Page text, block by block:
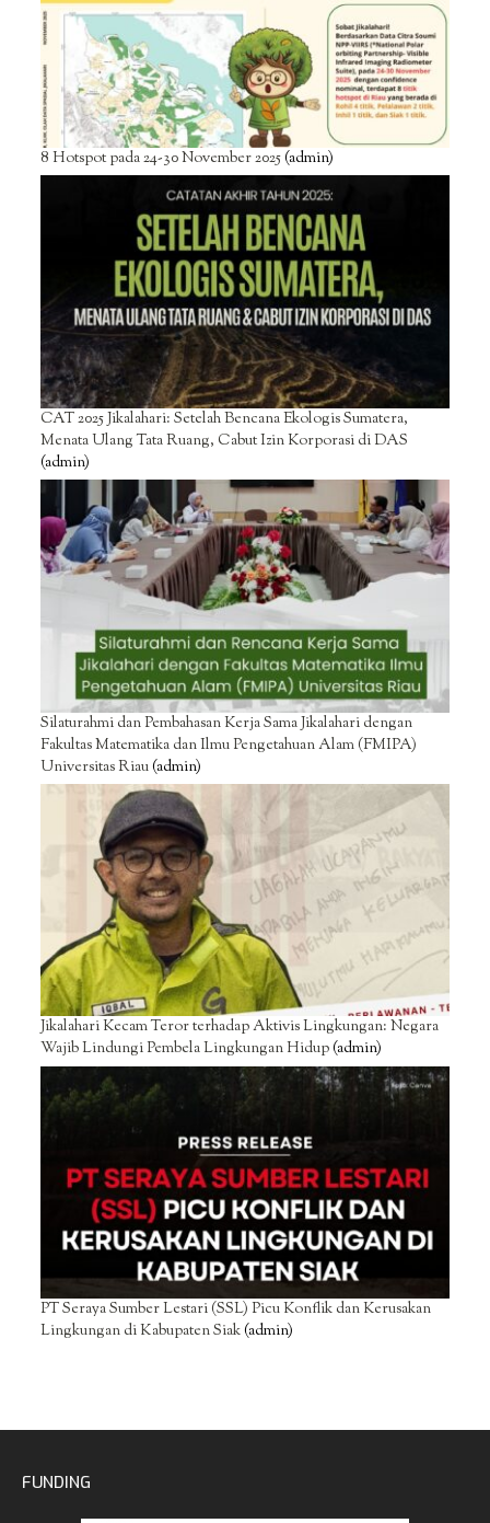
8 Hotspot pada 24-30 November 2025(admin)
CAT 2025 Jikalahari: Setelah Bencana Ekologis Sumatera,
Menata Ulang Tata Ruang, Cabut Izin Korporasi di DAS
(admin)
Silaturahmi dan Pembahasan Kerja Sama Jikalahari dengan
Fakultas Matematika dan Ilmu Pengetahuan Alam (FMIPA)
Universitas Riau(admin)
Jikalahari Kecam Teror terhadap Aktivis Lingkungan: Negara
Wajib Lindungi Pembela Lingkungan Hidup(admin)
PT Seraya Sumber Lestari (SSL) Picu Konflik dan Kerusakan
Lingkungan di Kabupaten Siak(admin)
FUNDING